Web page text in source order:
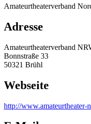
Amateurtheaterverband
Adresse
Amateurtheaterverband
Bonnstraße 33
50321 Brühl
Webseite
http://www.amateurtheater-